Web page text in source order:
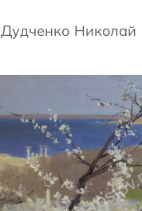
Дудченко Николай